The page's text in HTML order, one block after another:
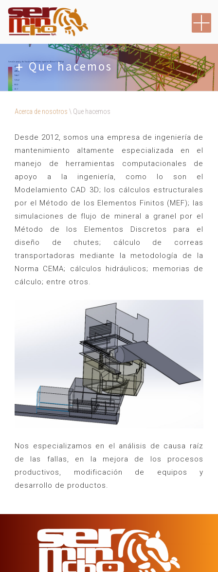
Saltar
contenido
Que hacemos
Acerca de nosotros \ Que hacemos
Desde 2012, somos una empresa de ingeniería de
mantenimiento altamente especializada en el
manejo de herramientas computacionales de
apoyo a la ingeniería, como lo son el
Modelamiento CAD 3D; los cálculos estructurales
por el Método de los Elementos Finitos (MEF); las
simulaciones de flujo de mineral a granel por el
Método de los Elementos Discretos para el
diseño de chutes; cálculo de correas
transportadoras mediante la metodología de la
Norma CEMA; cálculos hidráulicos; memorias de
cálculo; entre otros.
Nos especializamos en el análisis de causa raíz
de las fallas, en la mejora de los procesos
productivos, modificación de equipos y
desarrollo de productos.